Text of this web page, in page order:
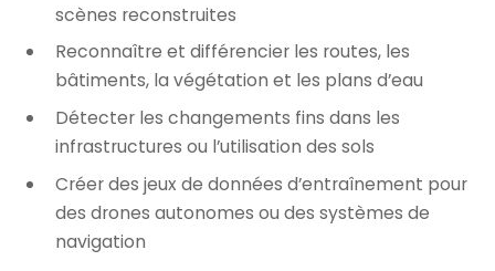
scènes reconstruites
Reconnaître et différencier les routes, les
bâtiments, la végétation et les plans d’eau
Détecter les changements fins dans les
infrastructures ou l’utilisation des sols
Créer des jeux de données d’entraînement pour
des drones autonomes ou des systèmes de
navigation